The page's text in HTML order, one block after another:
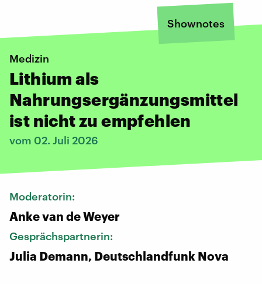
Shownotes
Medizin
Lithium als
Nahrungsergänzungsmittel
ist nicht zu empfehlen
vom 02. Juli 2026
Moderatorin:
Anke van de Weyer
Gesprächspartnerin:
Julia Demann, Deutschlandfunk Nova